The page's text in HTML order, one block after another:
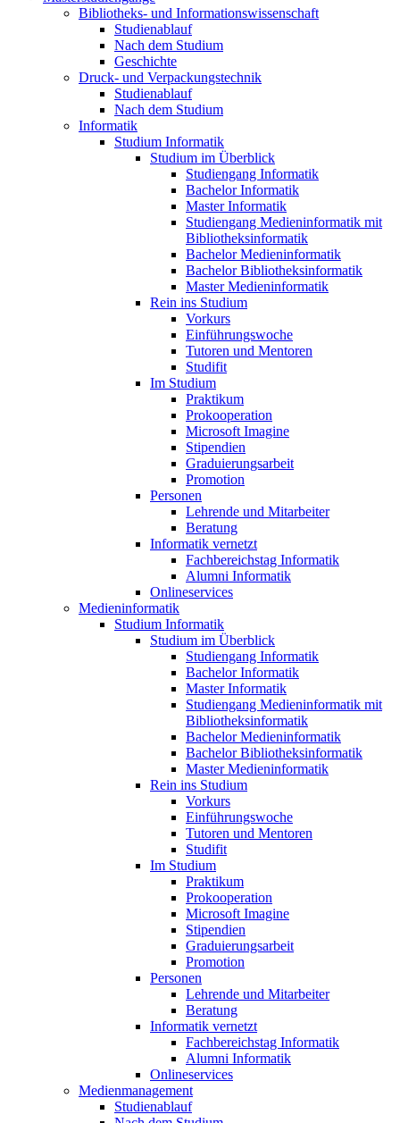
Bibliotheks- und Informationswissenschaft
Studienablauf
Nach dem Studium
Geschichte
Druck- und Verpackungstechnik
Studienablauf
Nach dem Studium
Informatik
Studium Informatik
Studium im Überblick
Studiengang Informatik
Bachelor Informatik
Master Informatik
Studiengang Medieninformatik mit
Bibliotheksinformatik
Bachelor Medieninformatik
Bachelor Bibliotheksinformatik
Master Medieninformatik
Rein ins Studium
Vorkurs
Einführungswoche
Tutoren und Mentoren
Studifit
Im Studium
Praktikum
Prokooperation
Microsoft Imagine
Stipendien
Graduierungsarbeit
Promotion
Personen
Lehrende und Mitarbeiter
Beratung
Informatik vernetzt
Fachbereichstag Informatik
Alumni Informatik
Onlineservices
Medieninformatik
Studium Informatik
Studium im Überblick
Studiengang Informatik
Bachelor Informatik
Master Informatik
Studiengang Medieninformatik mit
Bibliotheksinformatik
Bachelor Medieninformatik
Bachelor Bibliotheksinformatik
Master Medieninformatik
Rein ins Studium
Vorkurs
Einführungswoche
Tutoren und Mentoren
Studifit
Im Studium
Praktikum
Prokooperation
Microsoft Imagine
Stipendien
Graduierungsarbeit
Promotion
Personen
Lehrende und Mitarbeiter
Beratung
Informatik vernetzt
Fachbereichstag Informatik
Alumni Informatik
Onlineservices
Medienmanagement
Studienablauf